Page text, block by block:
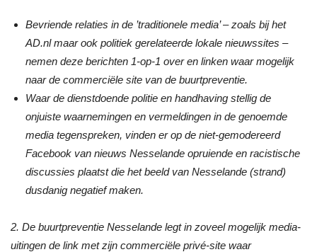
Bevriende relaties in de ’traditionele media’ – zoals bij het
AD.nl maar ook politiek gerelateerde lokale nieuwssites –
nemen deze berichten 1-op-1 over en linken waar mogelijk
naar de commerciële site van de buurtpreventie.
Waar de dienstdoende politie en handhaving stellig de
onjuiste waarnemingen en vermeldingen in de genoemde
media tegenspreken, vinden er op de niet-gemodereerd
Facebook van nieuws Nesselande opruiende en racistische
discussies plaatst die het beeld van Nesselande (strand)
dusdanig negatief maken.
2. De buurtpreventie Nesselande legt in zoveel mogelijk media-
uitingen de link met zijn commerciële privé-site waar